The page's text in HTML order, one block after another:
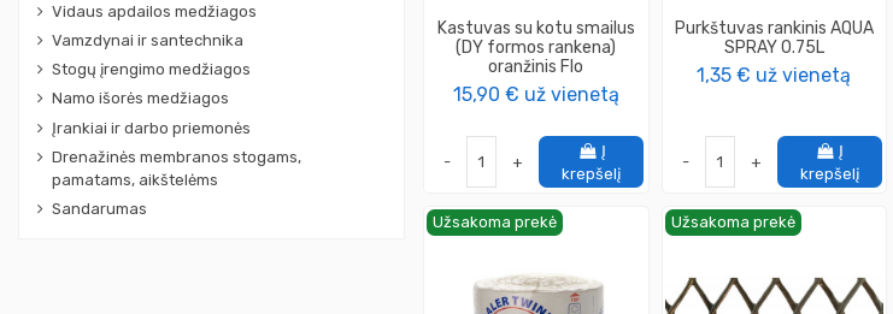
Kastuvas su kotu smailus
(DY formos rankena)
oranžinis Flo
15,90 € už vienetą
- +
Į
krepšelį
Purkštuvas rankinis AQUA
SPRAY 0.75L
1,35 € už vienetą
- +
Į
krepšelį
Užsakoma prekė Užsakoma prekė
Vidaus apdailos medžiagos
Vamzdynai ir santechnika
Stogų įrengimo medžiagos
Namo išorės medžiagos
Įrankiai ir darbo priemonės
Drenažinės membranos stogams,
pamatams, aikštelėms
Sandarumas